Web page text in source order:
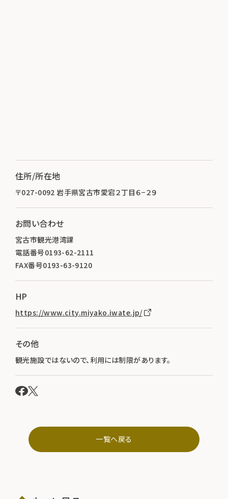
住所/所在地
〒027-0092 岩手県宮古市愛宕２丁目６−２９
お問い合わせ
宮古市観光港湾課
電話番号0193-62-2111
FAX番号0193-63-9120
HP
https://www.city.miyako.iwate.jp/
その他
観光施設ではないので、利用には制限があります。
一覧へ戻る